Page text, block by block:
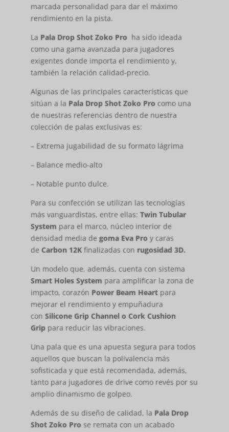
marcada personalidad para dar el máximo
rendimiento en la pista.
La Pala Drop Shot Zoko Proha sido ideada
como una gama avanzada para jugadores
exigentes donde importa el rendimiento y,
también la relación calidad-precio.
Algunas de las principales características que
sitúan a la Pala Drop Shot Zoko Pro como una
de nuestras referencias dentro de nuestra
colección de palas exclusivas es:
– Extrema jugabilidad de su formato lágrima
– Balance medio-alto
– Notable punto dulce.
Para su confección se utilizan las tecnologías
más vanguardistas, entre ellas: Twin Tubular
Systempara el marco, núcleo interior de
densidad media de goma Eva Proy caras
de Carbon 12K finalizadas con rugosidad 3D.
Un modelo que, además, cuenta con sistema
Smart Holes Systempara amplificar la zona de
impacto, corazón Power Beam Heartpara
mejorar el rendimiento y empuñadura
con Silicone Grip Channel o Cork Cushion
Grippara reducir las vibraciones.
Una pala que es una apuesta segura para todos
aquellos que buscan la polivalencia más
sofisticada y que está recomendada, además,
tanto para jugadores de drive como revés por su
amplio dinamismo de golpeo.
Además de su diseño de calidad, la Pala Drop
Shot Zoko Prose remata con un acabado